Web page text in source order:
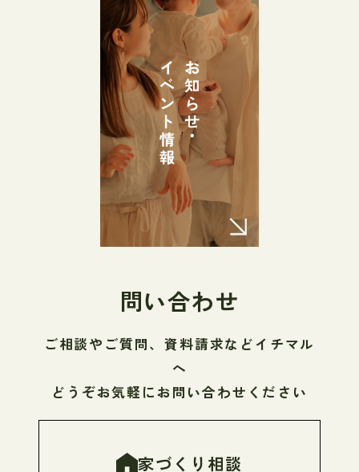
問い合わせ
ご相談やご質問、資料請求などイチマル
へ
どうぞお気軽にお問い合わせください
家づくり相談